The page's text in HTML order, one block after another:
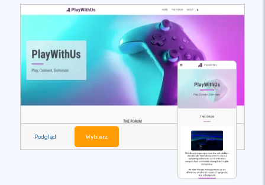
Podgląd Wybierz